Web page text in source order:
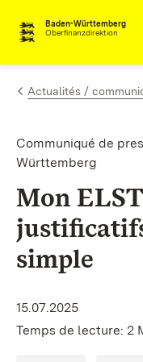
Passer au
Baden-Württemberg
Oberfinanzdirektion
Actualités /
Communiqué de
Württemberg
Mon
simple
15.07.2025
Temps de lecture: 2